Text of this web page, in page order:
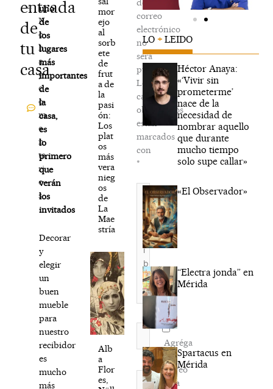
entrada
de
tu
casa
4
N
o
h
a
y
c
o
m
e
n
ta
ri
o
s
uno
de
los
lugares
más
importantes
de
la
casa,
es
lo
primero
que
verán
los
invitados
Decorar
y
elegir
un
buen
mueble
para
nuestro
recibidor
es
mucho
más
mor
ejo
al
sorb
ete
de
frut
a de
la
pasi
ón:
Los
plat
os
más
vera
nieg
os
de
La
Mae
stría
Alb
a
Flor
es,
de
correo
electrónico
no
será
publicada.
Los
campos
obligatorios
están
marcados
con
*
Escribe
aquí...
Nombre*
Correo
Agréga
mi
correo
para
LO + LEIDO
Héctor Anaya:
«‘Vivir sin
prometerme’
nace de la
necesidad de
nombrar aquello
que durante
mucho tiempo
solo supe callar»
«El Observador»
“Electra jonda” en
Mérida
Spartacus en
Mérida